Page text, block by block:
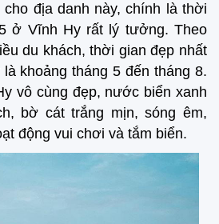
địa danh này, chính là thời
ở Vĩnh Hy rất lý tưởng. Theo
du khách, thời gian đẹp nhất
khoảng tháng 5 đến tháng 8.
vô cùng đẹp, nước biển xanh
bờ cát trắng mịn, sóng êm,
động vui chơi và tắm biển.